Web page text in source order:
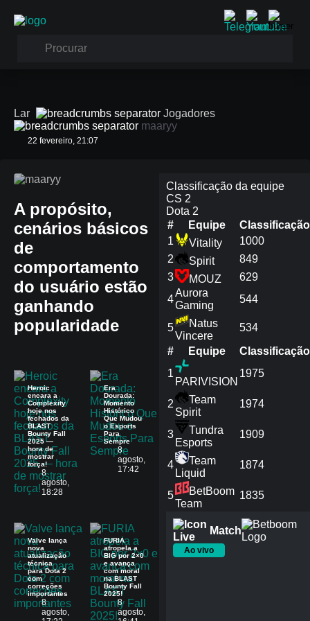
Lar
Jogadores
maaryy
22 fevereiro, 21:07
maaryy
A propósito,
cenários básicos
de
comportamento
do usuário estão
ganhando
popularidade
Heroic
encara a
Complexity
hoje nos
fechados da
BLAST
Bounty Fall
2025 —
hora de
mostrar
força!
8
agosto,
18:28
Era
Dourada:
Momento
Histórico
Que Mudou
o Esports
Para
Sempre
8
agosto,
17:42
Valve lança
nova
atualização
técnica
para Dota 2
com
correções
importantes
8
agosto,
FURIA
atropela a
BIG por 2×0
e avança
com moral
na BLAST
Bounty Fall
2025!
8
agosto,
Classificação da equipe
CS 2
Dota 2
#
Equipe
Сlassificação
1
Vitality
1000
2
Spirit
849
3
MOUZ
629
4
Aurora
Gaming
544
5
Natus
Vincere
534
#
Equipe
Сlassificação
1
PARIVISION
1975
2
Team
Spirit
1974
3
Tundra
Esports
1909
4
Team
Liquid
1874
5
BetBoom
Team
1835
Match
Ao vivo